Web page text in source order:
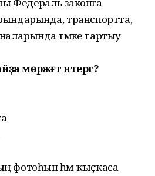
транспортта,
тәмәке тартыу
мөрәжәғәт итергә?
фотоһын һәм ҡыҫҡаса